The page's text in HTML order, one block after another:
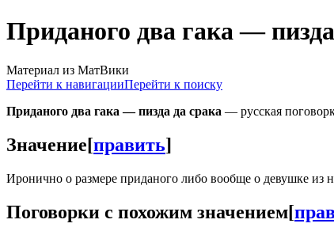
Приданого два гака —
Материал из МатВики
Перейти к навигацииПерейти к поиску
Приданого два гака — пизда да срака — русская
Значение[править]
Иронично о размере приданого либо вообще о девушке из
Поговорки с похожим значением[